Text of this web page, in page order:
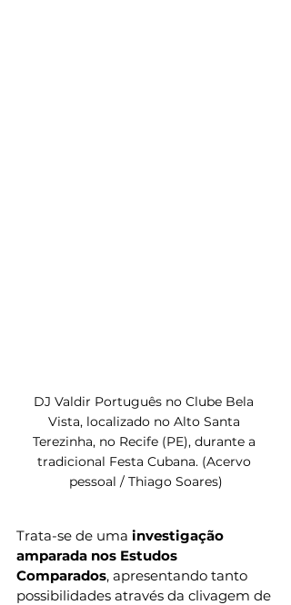
DJ Valdir Português no Clube Bela
Vista, localizado no Alto Santa
Terezinha, no Recife (PE), durante a
tradicional Festa Cubana. (Acervo
pessoal / Thiago Soares)
Trata-se de uma investigação
amparada nos Estudos
Comparados, apresentando tanto
possibilidades através da clivagem de